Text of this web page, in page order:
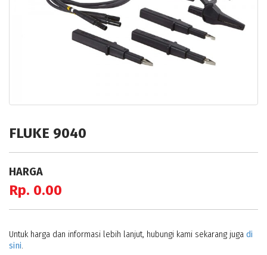
FLUKE 9040
HARGA
Rp. 0.00
Untuk harga dan informasi lebih lanjut, hubungi kami sekarang juga di
sini.